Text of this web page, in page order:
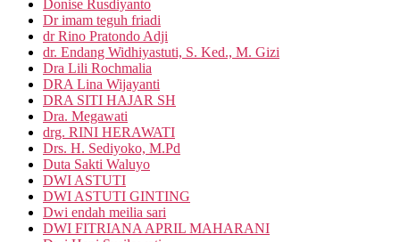
Donise Rusdiyanto
Dr imam teguh friadi
dr Rino Pratondo Adji
dr. Endang Widhiyastuti, S. Ked., M. Gizi
Dra Lili Rochmalia
DRA Lina Wijayanti
DRA SITI HAJAR SH
Dra. Megawati
drg. RINI HERAWATI
Drs. H. Sediyoko, M.Pd
Duta Sakti Waluyo
DWI ASTUTI
DWI ASTUTI GINTING
Dwi endah meilia sari
DWI FITRIANA APRIL MAHARANI